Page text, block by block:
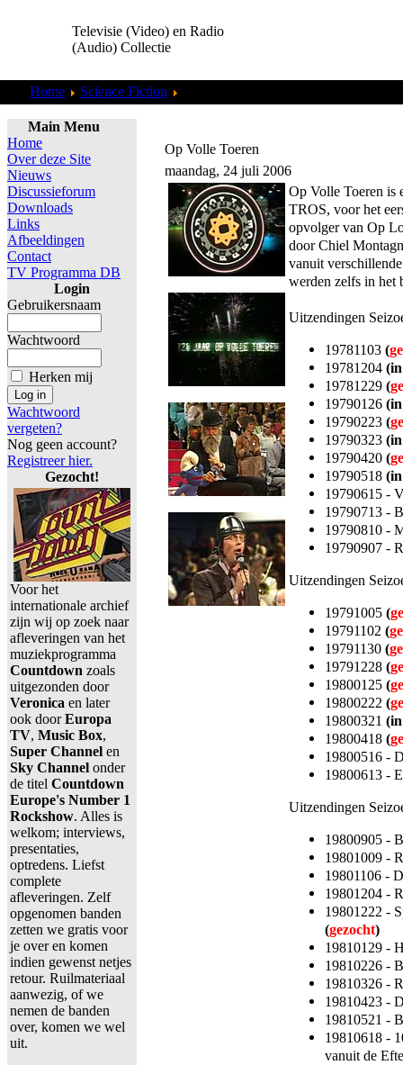
Televisie (Video) en Radio
(Audio) Collectie
Home Science Fiction
Main Menu
Home
Over deze Site
Nieuws
Discussieforum
Downloads
Links
Afbeeldingen
Contact
TV Programma DB
Login
Gebruikersnaam
Wachtwoord
Herken mij
Wachtwoord
vergeten?
Nog geen account?
Registreer hier.
Gezocht!
Voor het
internationale archief
zijn wij op zoek naar
afleveringen van het
muziekprogramma
Countdown zoals
uitgezonden door
Veronica en later
ook doorEuropa
TV, Music Box,
Super Channel en
Sky Channel onder
de titel Countdown
Europe's Number 1
Rockshow. Alles is
welkom; interviews,
presentaties,
optredens. Liefst
complete
afleveringen. Zelf
opgenomen banden
zetten we gratis voor
je over en komen
indien gewenst netjes
retour. Ruilmateriaal
aanwezig, of we
nemen de banden
over, komen we wel
uit.
Op Volle Toeren
maandag, 24 juli 2006
Op Volle Toeren is
TROS, voor het
opvolger van Op
door Chiel
vanuit
werden zelfs in het
Uitzendingen
19781103 (
19781204
19781229 (
19790126
19790223 (
19790323
19790420 (
19790518
19790615 -
19790713 -
19790810 -
19790907 -
Uitzendingen
19791005 (
19791102 (
19791130 (
19791228 (
19800125 (
19800222 (
19800321
19800418 (
19800516 -
19800613 -
Uitzendingen
19800905 -
19801009 -
19801106 -
19801204 -
19801222 -
(gezocht)
19810129 -
19810226 -
19810326 -
19810423 -
19810521 -
19810618 -
vanuit de